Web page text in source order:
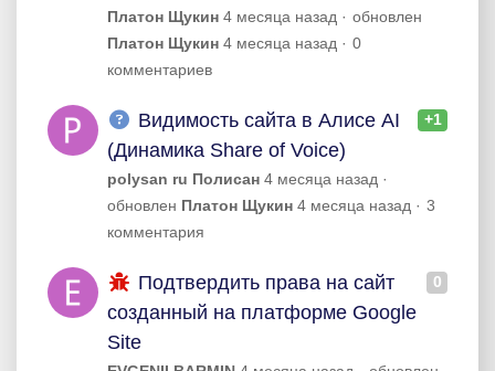
Платон Щукин 4 месяца назад
обновлен
Платон Щукин 4 месяца назад
0
комментариев
+1
Видимость сайта в Алисе AI
(Динамика Share of Voice)
polysan ru Полисан 4 месяца назад
обновлен Платон Щукин 4 месяца назад
3
комментария
0
Подтвердить права на сайт
созданный на платформе Google
Site